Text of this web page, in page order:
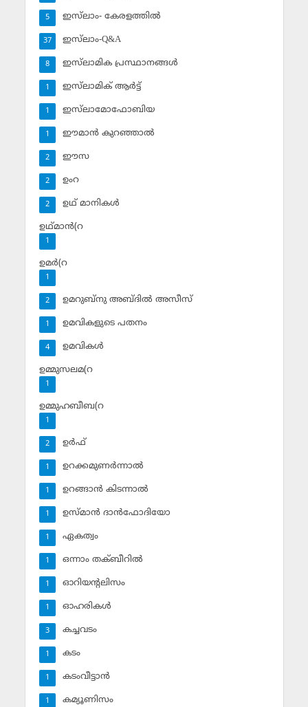
ഇസ്‌ലാം- കേരളത്തില്‍
5
ഇസ്‌ലാം-Q&A
37
ഇസ്‌ലാമിക പ്രസ്ഥാനങ്ങള്‍
8
ഇസ്‌ലാമിക് ആര്‍ട്ട്
1
ഇസ്‌ലാമോഫോബിയ
1
ഈമാന്‍ കുറഞ്ഞാല്‍
1
ഈസ
2
ഉംറ
2
ഉഥ് മാനികള്‍
2
ഉഥ്മാന്‍(റ
1
ഉമര്‍(റ
1
ഉമറുബ്‌നു അബ്ദില്‍ അസീസ്‌
2
ഉമവികളുടെ പതനം
1
ഉമവികള്‍
4
ഉമ്മുസലമ(റ
1
ഉമ്മുഹബീബ(റ
1
ഉര്‍ഫ്
2
ഉറക്കമുണര്‍ന്നാല്‍
1
ഉറങ്ങാന്‍ കിടന്നാല്‍
1
ഉസ്മാന്‍ ദാന്‍ഫോദിയോ
1
ഏകത്വം
1
ഒന്നാം തക്ബീറില്‍
1
ഓറിയന്റലിസം
1
ഓഹരികള്‍
1
കച്ചവടം
3
കടം
1
കടംവീട്ടാന്‍
1
കമ്യൂണിസം
1